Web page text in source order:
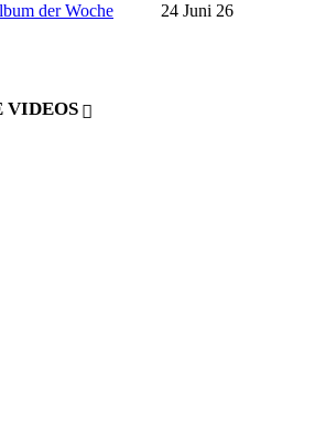
der Woche 24 Juni 26
VIDEOS